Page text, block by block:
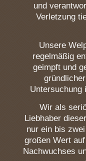
und
Verletzung
Unsere
regelmäßig
geimpft und
Untersuchung
Wir als
Liebhaber
nur ein bis
großen Wert
Nachwuchses